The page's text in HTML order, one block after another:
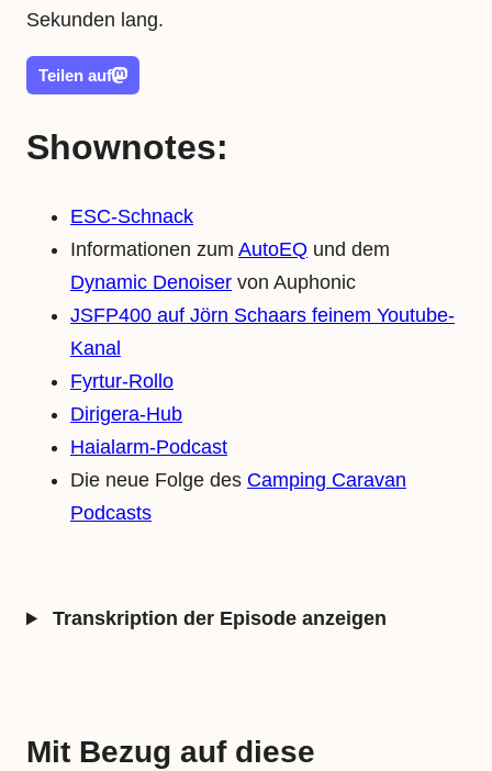
Sekunden lang.
Teilen auf
Shownotes:
ESC-Schnack
Informationen zum AutoEQ und dem
Dynamic Denoiser von Auphonic
JSFP400 auf Jörn Schaars feinem Youtube-
Kanal
Fyrtur-Rollo
Dirigera-Hub
Haialarm-Podcast
Die neue Folge des Camping Caravan
Podcasts
Transkription der Episode anzeigen
Mit Bezug auf diese